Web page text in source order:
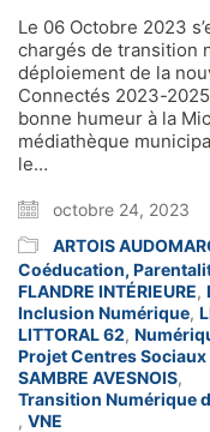
Le 06 Octobre 2023
chargés de transition
déploiement de la
Connectés 2023-
bonne humeur à la
médiathèque
le…
octobre 24, 2023
ARTOIS
Coéducation,
FLANDRE INTÉRIEURE,
Inclusion Numérique,
LITTORAL 62,
Projet Centres
SAMBRE AVESNOIS,
Transition Numérique
, VNE